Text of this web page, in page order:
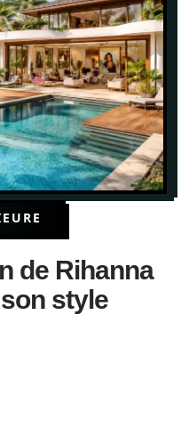
de Rihanna
style